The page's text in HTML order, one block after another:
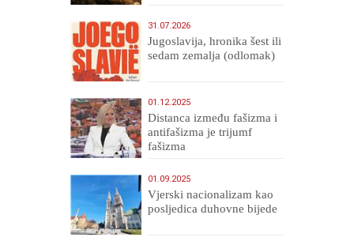
31.07.2026
Jugoslavija, hronika šest ili
sedam zemalja (odlomak)
01.12.2025
Distanca između fašizma i
antifašizma je trijumf
fašizma
01.09.2025
​Vjerski nacionalizam kao
posljedica duhovne bijede